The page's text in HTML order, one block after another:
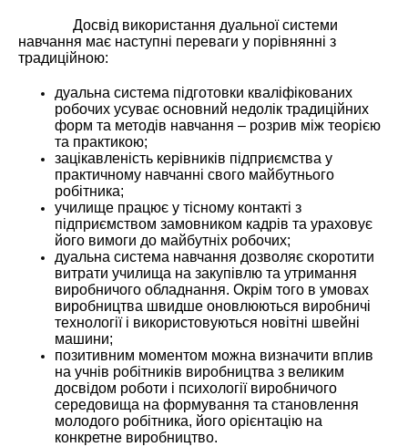
Досвід використання дуальної системи
навчання має наступні переваги у порівнянні з
традиційною:
дуальна система підготовки кваліфікованих
робочих усуває основний недолік традиційних
форм та методів навчання – розрив між теорією
та практикою;
зацікавленість керівників підприємства у
практичному навчанні свого майбутнього
робітника;
училище працює у тісному контакті з
підприємством замовником кадрів та ураховує
його вимоги до майбутніх робочих;
дуальна система навчання дозволяє скоротити
витрати училища на закупівлю та утримання
виробничого обладнання. Окрім того в умовах
виробництва швидше оновлюються виробничі
технології і використовуються новітні швейні
машини;
позитивним моментом можна визначити вплив
на учнів робітників виробництва з великим
досвідом роботи і психології виробничого
середовища на формування та становлення
молодого робітника, його орієнтацію на
конкретне виробництво.